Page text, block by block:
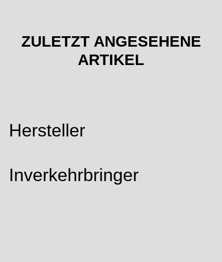
ZULETZT ANGESEHENE
ARTIKEL
Hersteller
Inverkehrbringer